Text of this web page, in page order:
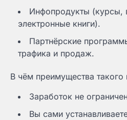
Инфопродукты (курсы,
электронные книги).
Партнёрские
трафика и продаж.
В чём преимущества такого
Заработок не
Вы сами